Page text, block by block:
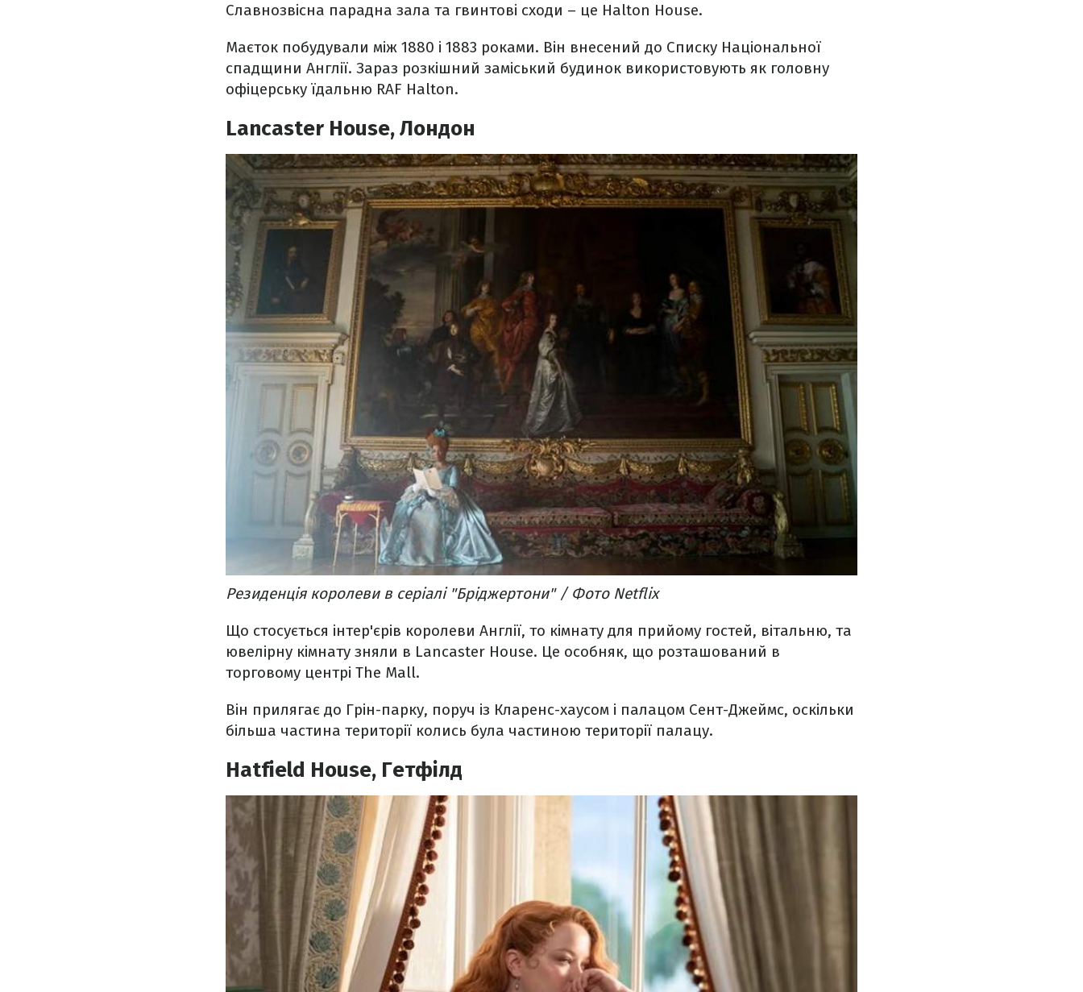
Славнозвісна парадна зала та гвинтові сходи – це Halton House.
Маєток побудували між 1880 і 1883 роками. Він внесений до Списку Національної
спадщини Англії. Зараз розкішний заміський будинок використовують як головну
офіцерську їдальню RAF Halton.
Lancaster House, Лондон
Резиденція королеви в серіалі "Бріджертони" / Фото Netflix
Що стосується інтер'єрів королеви Англії, то кімнату для прийому гостей, вітальню, та
ювелірну кімнату зняли в Lancaster House. Це особняк, що розташований в
торговому центрі The Mall.
Він прилягає до Грін-парку, поруч із Кларенс-хаусом і палацом Сент-Джеймс, оскільки
більша частина території колись була частиною території палацу.
Hatfield House, Гетфілд